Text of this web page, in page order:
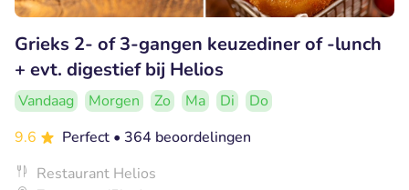
Grieks 2- of 3-gangen keuzediner of -lunch
+ evt. digestief bij Helios
Vandaag Morgen Zo Ma Di
Do
9.6
Perfect • 364 beoordelingen
Restaurant Helios